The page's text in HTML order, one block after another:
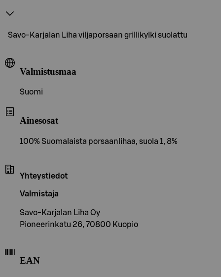
Savo-Karjalan Liha viljaporsaan grillikylki suolattu
Valmistusmaa
Suomi
Ainesosat
100% Suomalaista porsaanlihaa, suola 1, 8%
Yhteystiedot
Valmistaja
Savo-Karjalan Liha Oy
Pioneerinkatu 26, 70800 Kuopio
EAN